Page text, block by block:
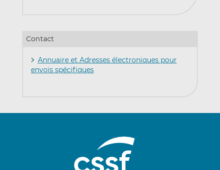
Contact
Annuaire et Adresses électroniques pour
envois spécifiques